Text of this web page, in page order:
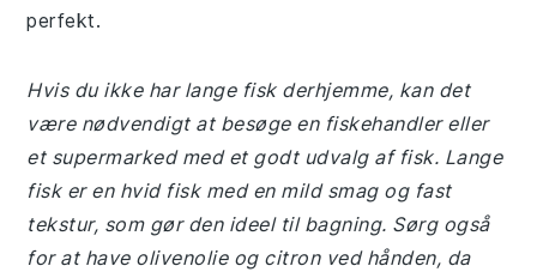
perfekt.
Hvis du ikke har lange fisk derhjemme, kan det
være nødvendigt at besøge en fiskehandler eller
et supermarked med et godt udvalg af fisk. Lange
fisk er en hvid fisk med en mild smag og fast
tekstur, som gør den ideel til bagning. Sørg også
for at have olivenolie og citron ved hånden, da